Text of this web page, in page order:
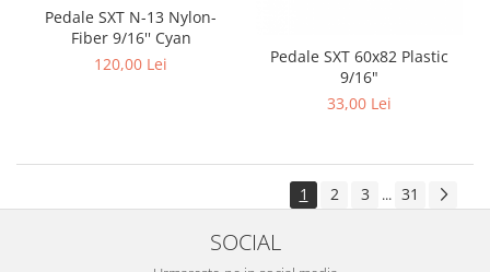
Pedale SXT N-13 Nylon-
Fiber 9/16'' Cyan
120,00 Lei
Pedale SXT 60x82 Plastic
9/16"
33,00 Lei
1 2 3 ... 31
SOCIAL